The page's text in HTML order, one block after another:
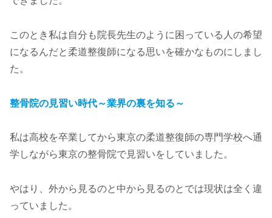
このとき私は自分も院長先生のように困っている人の希望
になるんだと柔道整復師になる思いを確かなものにしまし
た。
整骨院の見習い時代～業界の裏を知る～
私は高校を卒業してから東京の柔道整復師の専門学校へ通
学しながら東京の整骨院で見習いをしていました。
やはり、外から見るのと中から見るのとでは現状は全く違
っていました。